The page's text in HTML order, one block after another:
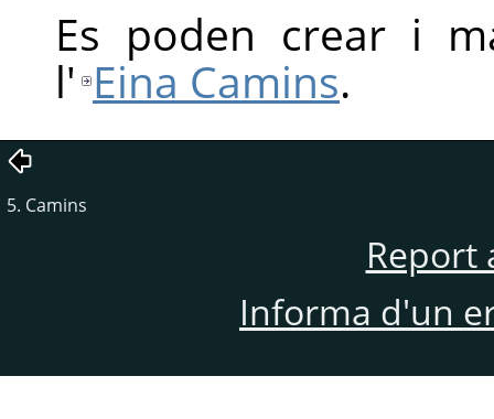
Es poden crear i
l' Eina Camins.
5. Camins
Report
Informa d'un